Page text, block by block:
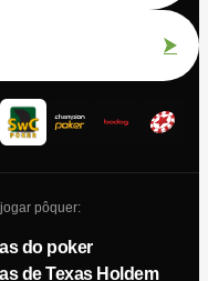
pôquer:
do poker
de Texas Holdem